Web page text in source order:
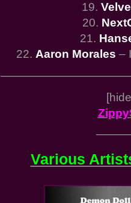
19.
20.
21.
22. Aaron Morales –
Various